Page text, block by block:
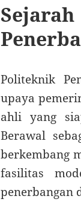
Politeknik
upaya
ahli yang
Berawal
berkembang
fasilitas
penerbangan